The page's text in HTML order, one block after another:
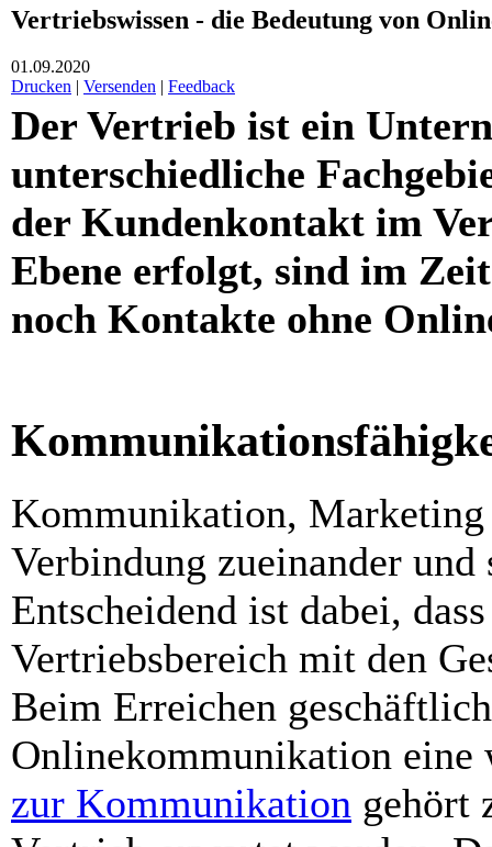
Vertriebswissen - die Bedeutung von
01.09.2020
Drucken | Versenden | Feedback
Der Vertrieb ist ein
unterschiedliche
der Kundenkontakt im
Ebene erfolgt, sind im
noch Kontakte ohne
Kommunikation, Marketing
Verbindung zueinander
Entscheidend ist dabei,
Vertriebsbereich mit den
Beim Erreichen
Onlinekommunikation
zur Kommunikation gehört